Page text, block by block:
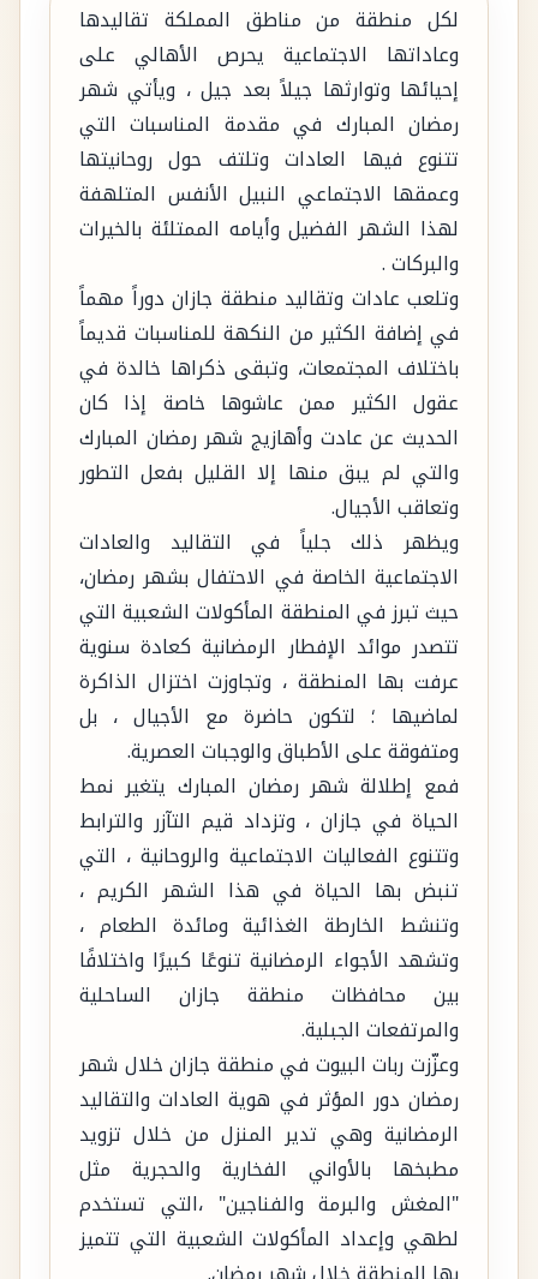
لكل منطقة من مناطق المملكة تقاليدها
وعاداتها الاجتماعية يحرص الأهالي على
إحيائها وتوارثها جيلاً بعد جيل ، ويأتي شهر
رمضان المبارك في مقدمة المناسبات التي
تتنوع فيها العادات وتلتف حول روحانيتها
وعمقها الاجتماعي النبيل الأنفس المتلهفة
لهذا الشهر الفضيل وأيامه الممتلئة بالخيرات
والبركات .
وتلعب عادات وتقاليد منطقة جازان دوراً مهماً
في إضافة الكثير من النكهة للمناسبات قديماً
باختلاف المجتمعات، وتبقى ذكراها خالدة في
عقول الكثير ممن عاشوها خاصة إذا كان
الحديث عن عادت وأهازيج شهر رمضان المبارك
والتي لم يبق منها إلا القليل بفعل التطور
وتعاقب الأجيال.
ويظهر ذلك جلياً في التقاليد والعادات
الاجتماعية الخاصة في الاحتفال بشهر رمضان،
حيث تبرز في المنطقة المأكولات الشعبية التي
تتصدر موائد الإفطار الرمضانية كعادة سنوية
عرفت بها المنطقة ، وتجاوزت اختزال الذاكرة
لماضيها ؛ لتكون حاضرة مع الأجيال ، بل
ومتفوقة على الأطباق والوجبات العصرية.
فمع إطلالة شهر رمضان المبارك يتغير نمط
الحياة في جازان ، وتزداد قيم التآزر والترابط
وتتنوع الفعاليات الاجتماعية والروحانية ، التي
تنبض بها الحياة في هذا الشهر الكريم ،
وتنشط الخارطة الغذائية ومائدة الطعام ،
وتشهد الأجواء الرمضانية تنوعًا كبيرًا واختلافًا
بين محافظات منطقة جازان الساحلية
والمرتفعات الجبلية.
وعزّزت ربات البيوت في منطقة جازان خلال شهر
رمضان دور المؤثر في هوية العادات والتقاليد
الرمضانية وهي تدير المنزل من خلال تزويد
مطبخها بالأواني الفخارية والحجرية مثل
"المغش والبرمة والفناجين" ،التي تستخدم
لطهي وإعداد المأكولات الشعبية التي تتميز